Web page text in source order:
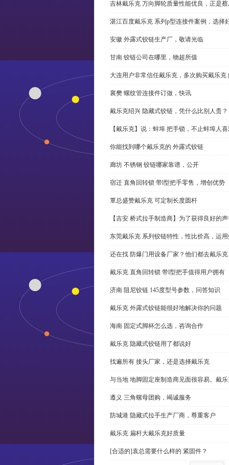
吉林戴乐克 万向脚轮质量性能优良，正是
湛江百度戴乐克 系列p型连接件案例，选择
安徽 外露式铰链生产厂，敬请光临
甘南 铰链公司在哪里，物超所值
大连用户非常信任戴乐克，多次购买戴乐克
襄樊 螺纹管连接件订做，快讯
戴乐克绍兴 隐藏式铰链，凭什么比别人贵？
【戴乐克】说：蚌埠 把手锁，不止蚌埠人
你能找到哪个戴乐克的 外露式铰链
廊坊 不锈钢 铰链哪家靠谱，公开
宿迁 直角回转锁 带l型把手零售，增创优势
覃总盛赞戴乐克 可定制长度圆杆
【吉安 桥式拉手制造商】为了获得良好的
东莞戴乐克 系列铰链特性，性比价高，运
还在找 防爆门用设备厂家？他们都去戴乐克
戴乐克 直角回转锁 带l型把手值得用户拥有
济南 阻尼铰链 145度型号参数，问答知识
戴乐克 外露式铰链能很好地解决你的问题
海南 固定式脚杯怎么选，咨询合作
戴乐克 隐藏式铰链用了都说好
找遍所有 接头厂家，还是选择戴乐克
与当地 地脚固定座制造商见面很容易。戴
遵义 三角螺母团购，竭诚服务
防城港 隐藏式拉手生产厂商，尊重客户
戴乐克 扁杆大戴乐克好质量
[合适的]袁总需要什么样的 紧固件？top